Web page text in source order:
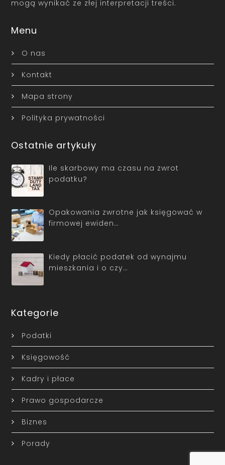
mogą wynikać ze złej interpretacji treści.
Menu
O nas
Kontakt
Mapa strony
Polityka prywatności
Ostatnie artykuły
Ile skarbowy ma czasu na zwrot
podatku?
Opakowania zwrotne jak księgować w
firmowej ewiden…
Kiedy płacić podatek od wynajmu
mieszkania i o czy…
Kategorie
Podatki
Księgowość
Kadry i płace
Prawo gospodarcze
Biznes
Porady